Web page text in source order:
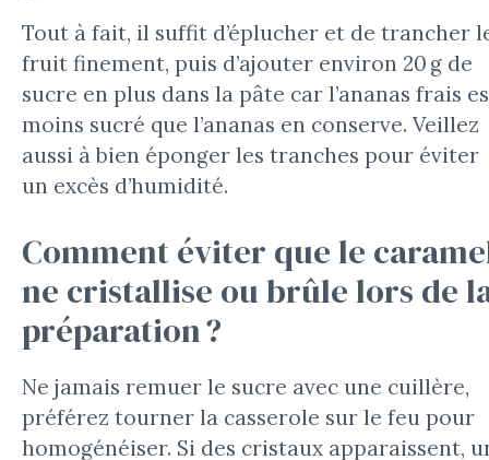
Tout à fait, il suffit d’éplucher et de trancher
fruit finement, puis d’ajouter environ 20 g de
sucre en plus dans la pâte car l’ananas frais
moins sucré que l’ananas en conserve. Veillez
aussi à bien éponger les tranches pour éviter
un excès d’humidité.
Comment éviter que le
ne cristallise ou brûle lors de
préparation ?
Ne jamais remuer le sucre avec une cuillère,
préférez tourner la casserole sur le feu pour
homogénéiser. Si des cristaux apparaissent,